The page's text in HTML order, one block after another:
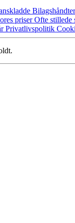
priserOfte stillede
Privatlivspolitik